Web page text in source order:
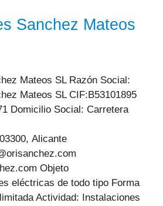
Sanchez Mateos
Mateos SL Razón Social:
Mateos SL CIF:B53101895
Domicilio Social: Carretera
Alicante
Objeto
eléctricas de todo tipo Forma
Actividad: Instalaciones